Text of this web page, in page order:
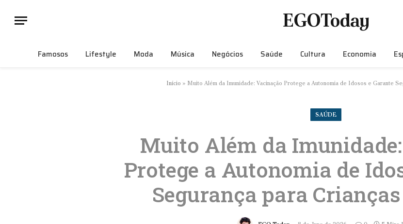
EGOToday
Famosos Lifestyle Moda Música Negócios Saúde Cultura Economia
Início » Muito Além da Imunidade: Vacinação Protege a Autonomia de Idosos e Garante
SAÚDE
Muito Além da
Protege a Autonomia de
Segurança para